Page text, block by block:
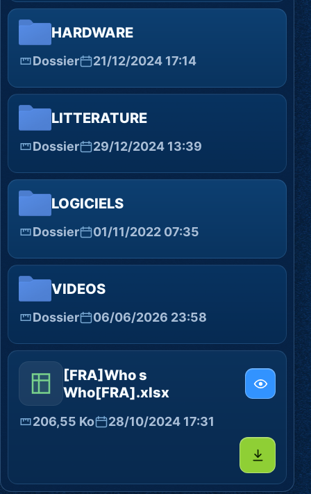
HARDWARE
Dossier 21/12/2024 17:14
LITTERATURE
Dossier 29/12/2024 13:39
LOGICIELS
Dossier 01/11/2022 07:35
VIDEOS
Dossier 06/06/2026 23:58
[FRA]Who s
Who[FRA].xlsx
206,55 Ko 28/10/2024 17:31